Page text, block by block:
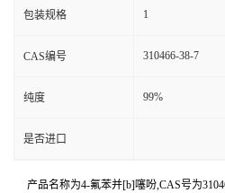
包装规格 1
CAS编号 310466-38-7
纯度 99%
是否进口
产品名称为4-氟苯并[b]噻吩,CAS号为